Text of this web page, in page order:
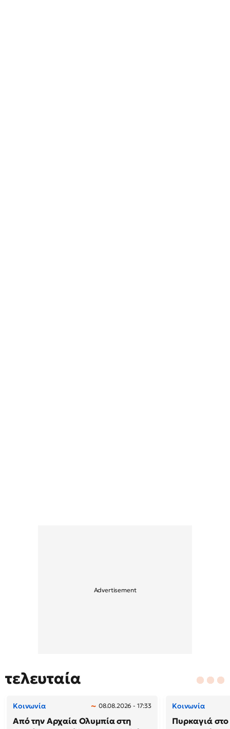
τελευταία
Κοινωνία 08.08.2026 - 17:33
Από την Αρχαία Ολυμπία στη
Κοινωνία
Πυρκαγιά